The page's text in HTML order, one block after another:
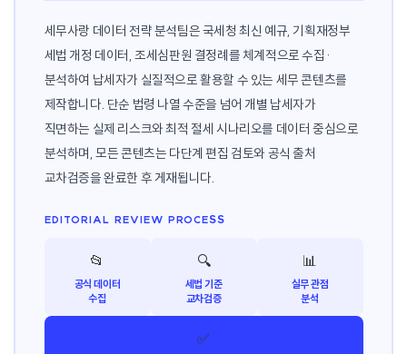
세무사랑 데이터 전략 분석팀은 국세청 최신 예규, 기획재정부
세법 개정 데이터, 조세심판원 결정례를 체계적으로 수집·
분석하여 납세자가 실질적으로 활용할 수 있는 세무 콘텐츠를
제작합니다. 단순 법령 나열 수준을 넘어 개별 납세자가
직면하는 실제 리스크와 최적 절세 시나리오를 데이터 중심으로
분석하며, 모든 콘텐츠는 다단계 편집 검토와 공식 출처
교차검증을 완료한 후 게재됩니다.
EDITORIAL REVIEW PROCESS
📂
공식 데이터
수집
🔍
세법 기준
교차검증
📊
실무 관점
분석
✅